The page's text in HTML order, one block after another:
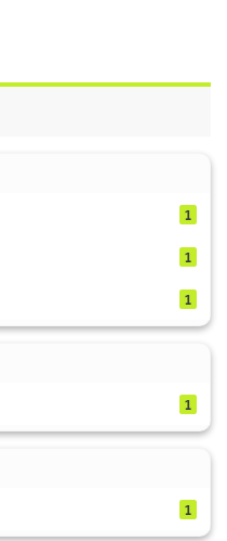
1
1
1
1
1